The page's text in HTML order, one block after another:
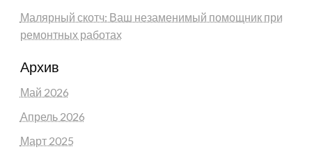
Малярный скотч: Ваш незаменимый помощник при
ремонтных работах
Архив
Май 2026
Апрель 2026
Март 2025